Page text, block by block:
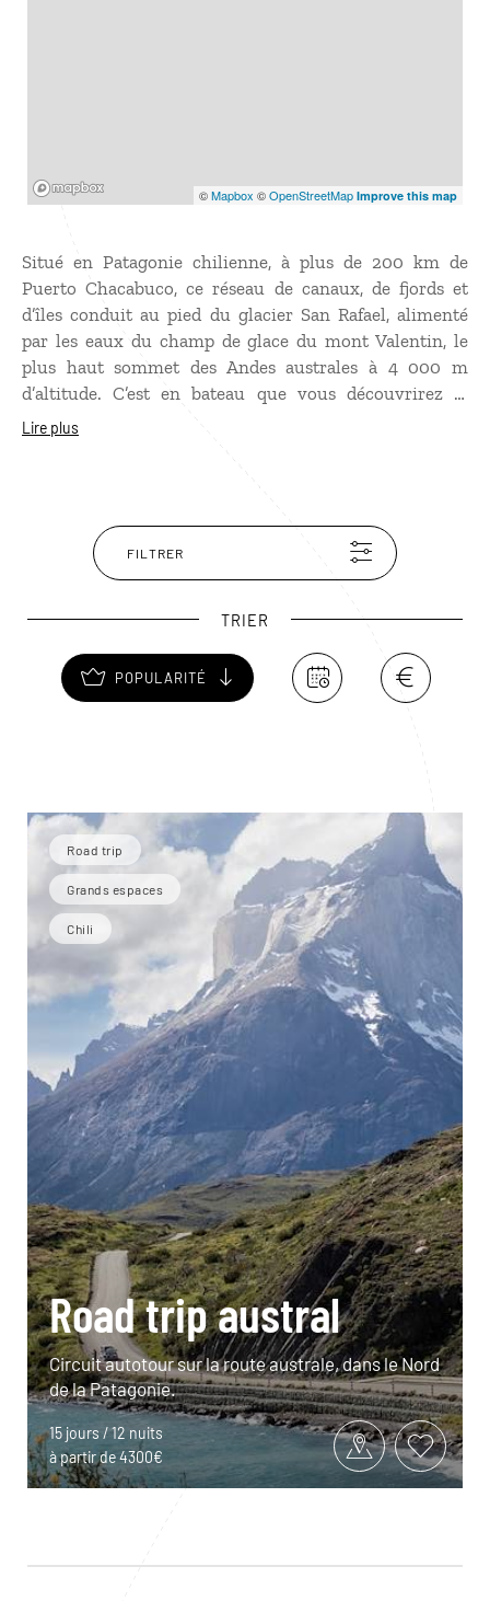
©Mapbox ©OpenStreetMap Improve this map
Situé en Patagonie chilienne, à plus de 200 km de
Puerto Chacabuco, ce réseau de canaux, de fjords et
d’îles conduit au pied du glacier San Rafael, alimenté
par les eaux du champ de glace du mont Valentin, le
plus haut sommet des Andes australes à 4 000 m
d’altitude. C’est en bateau que vous découvrirez la
laguna San Rafael et ses décors de montagnes
des éléphants de mer.
Lire plus
FILTRER
TRIER
POPULARITÉ
Road trip
Grands espaces
Chili
Road trip austral
Circuit autotour sur la route australe, dans le Nord
de la Patagonie.
15 jours / 12 nuits
à partir de 4300€